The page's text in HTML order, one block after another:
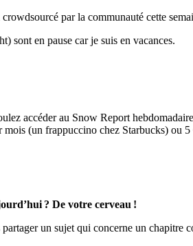
par la communauté cette
sont en pause car je suis en vacances.
accéder au Snow Report
(un frappuccino chez Starbucks) ou
? De votre cerveau !
un sujet qui concerne un chapitre